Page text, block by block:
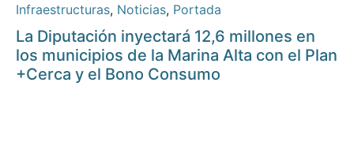
Infraestructuras, Noticias, Portada
La Diputación inyectará 12,6 millones en
los municipios de la Marina Alta con el Plan
+Cerca y el Bono Consumo